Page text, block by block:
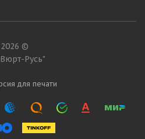
2026 ©
Русь"
для печати